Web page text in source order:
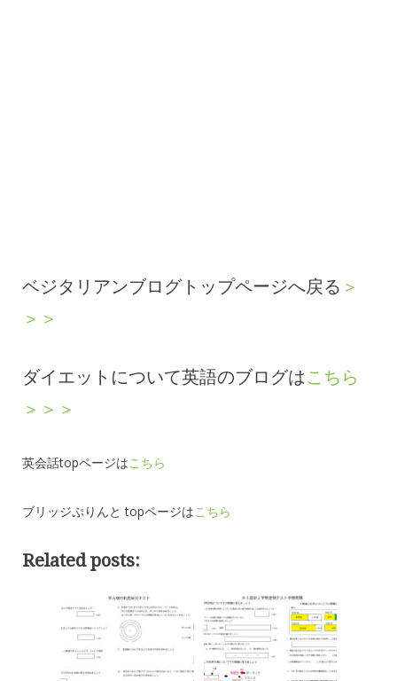
ベジタリアンブログトップページへ戻る ＞
＞＞
ダイエットについて英語のブログはこちら
＞＞＞
英会話topページはこちら
ブリッジぷりんと topページはこちら
Related posts: